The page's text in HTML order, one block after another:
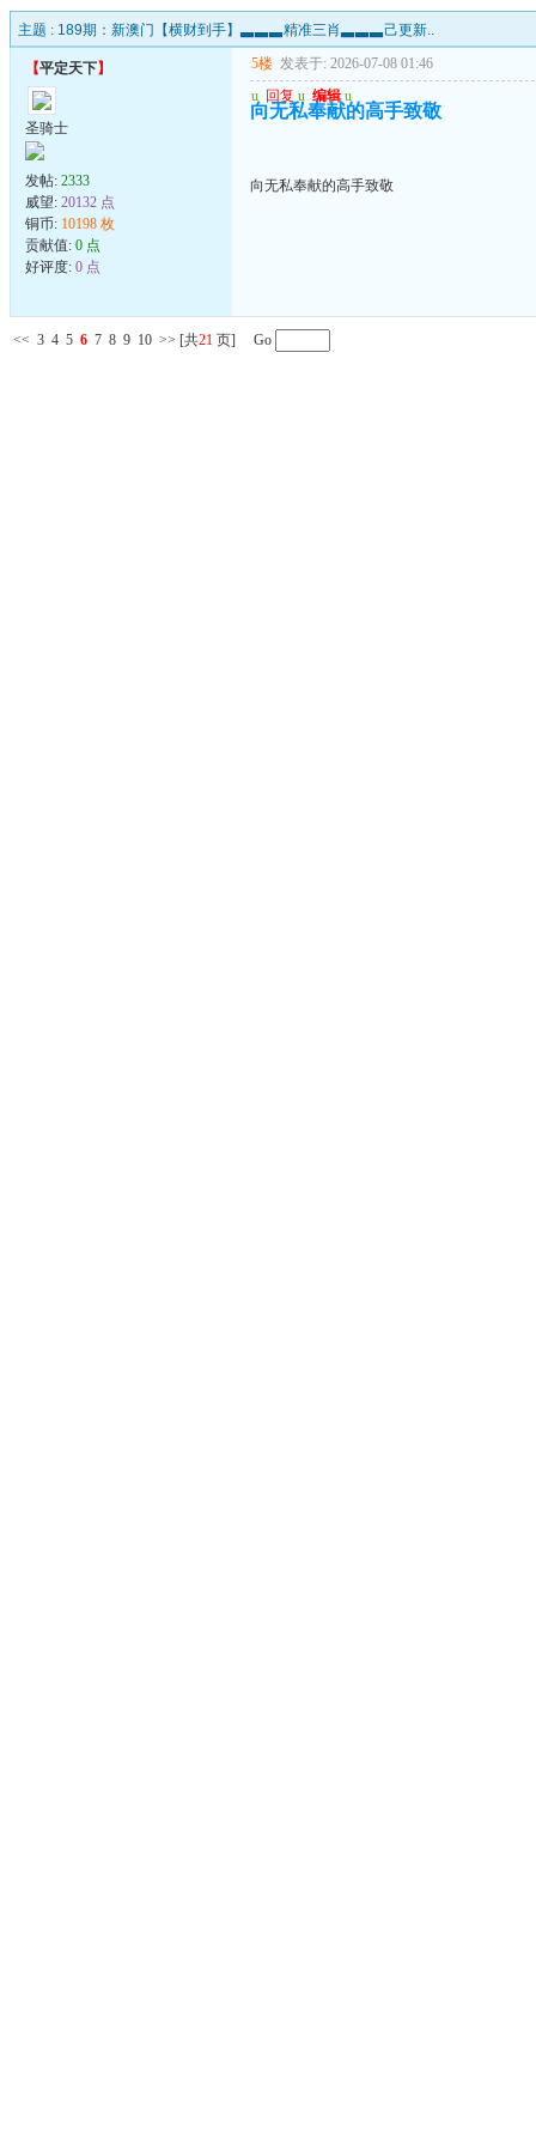
主题 : 189期：新澳门【横财到手】▃▃▃精准三肖▃▃▃己更新..
【平定天下】
圣骑士
发帖: 2333
威望: 20132 点
铜币: 10198 枚
贡献值: 0 点
好评度: 0 点
5楼 发表于: 2026-07-08 01:46
u 回复 u 编辑 u
向无私奉献的高手致敬
向无私奉献的高手致敬
<< 3 4 5 6 7 8 9 10 >> [共21 页] Go